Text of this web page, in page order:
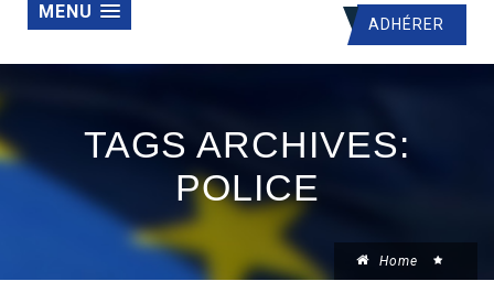
ADHÉRER
MENU
TAGS ARCHIVES:
POLICE
Home